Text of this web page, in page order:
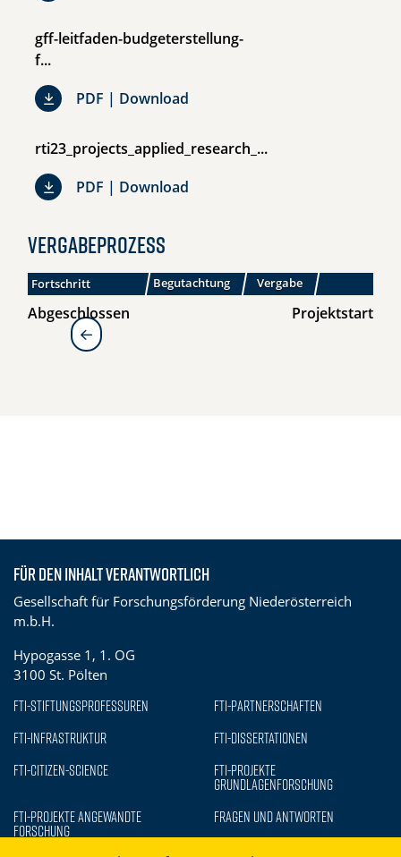
gff-leitfaden-budgeterstellung-
f...
PDF | Download
rti23_projects_applied_research_...
PDF | Download
Vergabeprozess
Fortschritt
Einreichphase
Begutachtung Vergabe
Abgeschlossen Projektstart
zur Übersicht
Für den Inhalt verantwortlich
Gesellschaft für Forschungsförderung Niederösterreich
m.b.H.
Hypogasse 1, 1. OG
3100 St. Pölten
FTI-Stiftungsprofessuren
FTI-Partnerschaften
FTI-Infrastruktur
FTI-Dissertationen
FTI-Citizen-Science
FTI-Projekte
Grundlagenforschung
FTI-Projekte Angewandte
Forschung
Fragen und Antworten